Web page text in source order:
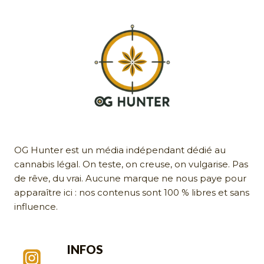
OG Hunter est un média indépendant dédié au
cannabis légal. On teste, on creuse, on vulgarise. Pas
de rêve, du vrai. Aucune marque ne nous paye pour
apparaître ici : nos contenus sont 100 % libres et sans
influence.
INFOS